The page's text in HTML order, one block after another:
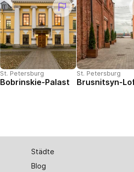
St. Petersburg
Bobrinskie-Palast
St. Petersburg
Brusnitsyn-
Städte
Blog